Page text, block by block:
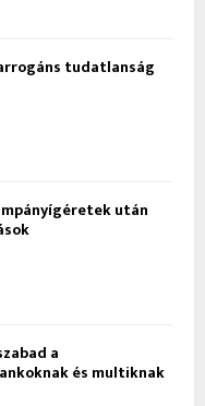
tudatlanság
után
a
és multiknak